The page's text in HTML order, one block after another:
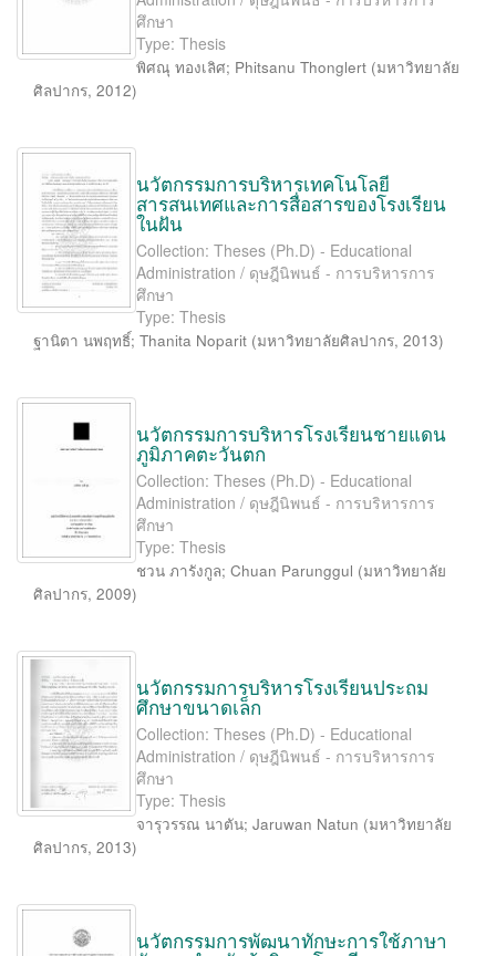
ศึกษา
Type: Thesis
พิศณุ ทองเลิศ; Phitsanu Thonglert (มหาวิทยาลัย
ศิลปากร, 2012)
นวัตกรรมการบริหารเทคโนโลยี
สารสนเทศและการสื่อสารของโรงเรียน
ในฝัน
Collection: Theses (Ph.D) - Educational
Administration / ดุษฎีนิพนธ์ - การบริหารการ
ศึกษา
Type: Thesis
ฐานิตา นพฤทธิ์; Thanita Noparit (มหาวิทยาลัยศิลปากร, 2013)
นวัตกรรมการบริหารโรงเรียนชายแดน
ภูมิภาคตะวันตก
Collection: Theses (Ph.D) - Educational
Administration / ดุษฎีนิพนธ์ - การบริหารการ
ศึกษา
Type: Thesis
ชวน ภารังกูล; Chuan Parunggul (มหาวิทยาลัย
ศิลปากร, 2009)
นวัตกรรมการบริหารโรงเรียนประถม
ศึกษาขนาดเล็ก
Collection: Theses (Ph.D) - Educational
Administration / ดุษฎีนิพนธ์ - การบริหารการ
ศึกษา
Type: Thesis
จารุวรรณ นาตัน; Jaruwan Natun (มหาวิทยาลัย
ศิลปากร, 2013)
นวัตกรรมการพัฒนาทักษะการใช้ภาษา